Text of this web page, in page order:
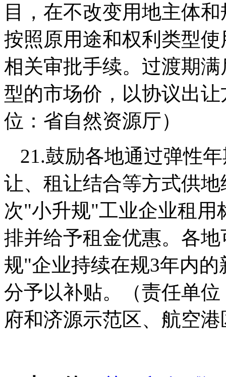
目，在不改变用地主体
按照原用途和权利类型
相关审批手续。过渡期
型的市场价，以协议出
位：省自然资源厅）
21.鼓励各地通过弹性
让、租让结合等方式供
次"小升规"工业企业租用
排并给予租金优惠。各
规"企业持续在规3年内
分予以补贴。（责任单
府和济源示范区、航空